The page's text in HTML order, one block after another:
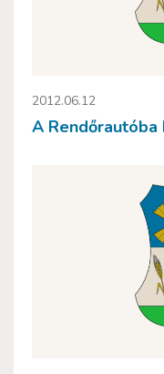
2012.06.12
A